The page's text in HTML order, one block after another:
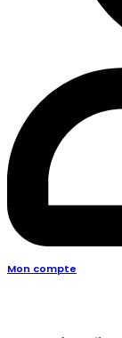
Mon compte